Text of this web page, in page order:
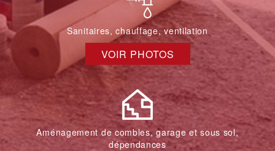
Sanitaires, chauffage, ventilation
VOIR PHOTOS
Aménagement de combles, garage et sous sol,
dépendances